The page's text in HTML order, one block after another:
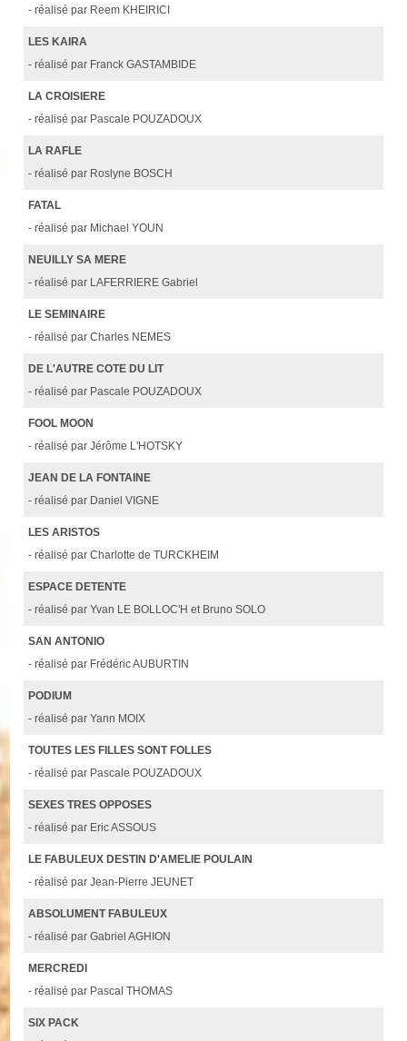
- réalisé par Reem KHEIRICI
LES KAIRA
- réalisé par Franck GASTAMBIDE
LA CROISIERE
- réalisé par Pascale POUZADOUX
LA RAFLE
- réalisé par Roslyne BOSCH
FATAL
- réalisé par Michael YOUN
NEUILLY SA MERE
- réalisé par LAFERRIERE Gabriel
LE SEMINAIRE
- réalisé par Charles NEMES
DE L'AUTRE COTE DU LIT
- réalisé par Pascale POUZADOUX
FOOL MOON
- réalisé par Jérôme L'HOTSKY
JEAN DE LA FONTAINE
- réalisé par Daniel VIGNE
LES ARISTOS
- réalisé par Charlotte de TURCKHEIM
ESPACE DETENTE
- réalisé par Yvan LE BOLLOC'H et Bruno SOLO
SAN ANTONIO
- réalisé par Frédéric AUBURTIN
PODIUM
- réalisé par Yann MOIX
TOUTES LES FILLES SONT FOLLES
- réalisé par Pascale POUZADOUX
SEXES TRES OPPOSES
- réalisé par Eric ASSOUS
LE FABULEUX DESTIN D'AMELIE POULAIN
- réalisé par Jean-Pierre JEUNET
ABSOLUMENT FABULEUX
- réalisé par Gabriel AGHION
MERCREDI
- réalisé par Pascal THOMAS
SIX PACK